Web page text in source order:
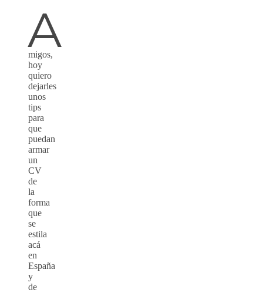
A
migos,
hoy
quiero
dejarles
unos
tips
para
que
puedan
armar
un
CV
de
la
forma
que
se
estila
acá
en
España
y
de